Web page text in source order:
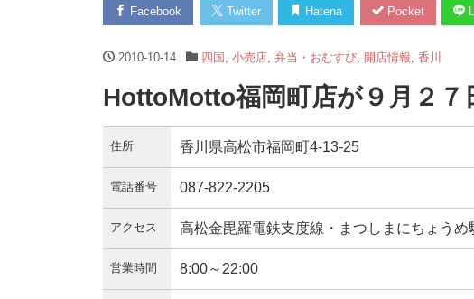
Facebook Twitter Hatena Pocket
2010-10-14 四国 小売店, 弁当・おむすび, 開店情報 香川
HottoMotto福岡町店が９月２７
住所 香川県高松市福岡町4-13-25
電話番号 087-822-2205
アクセス 高松金毘羅電鉄支度線・まつしまにちょうめ
営業時間 8:00～22:00